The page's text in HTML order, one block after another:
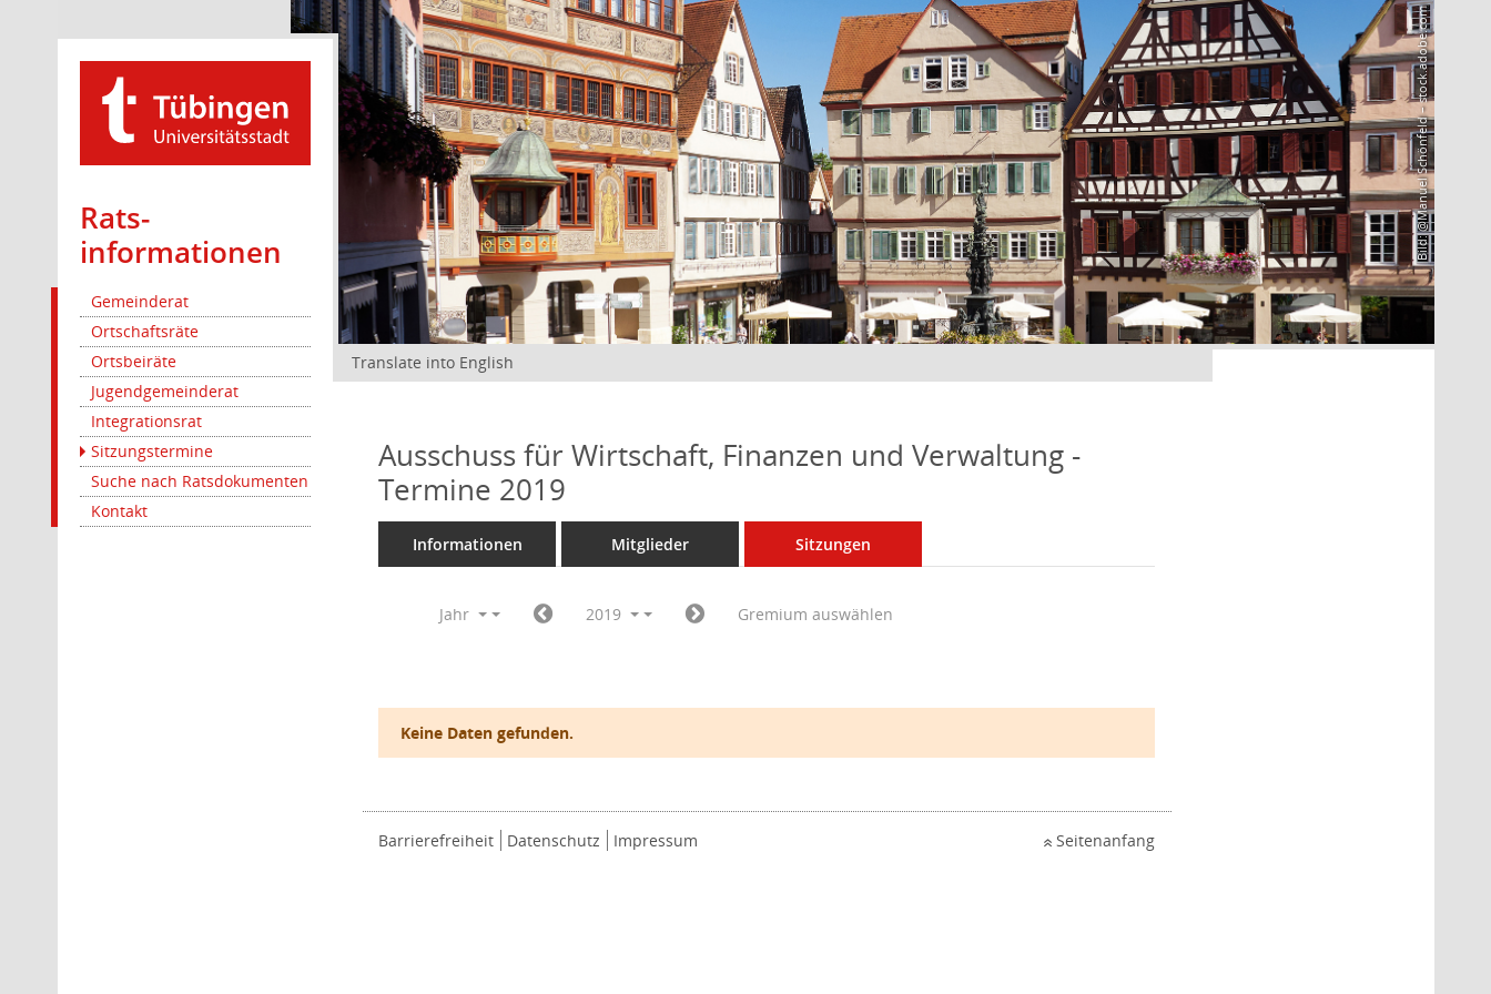
Rats­
informationen
Gemeinderat
Ortschaftsräte
Ortsbeiräte
Jugendgemeinderat
Integrationsrat
Sitzungstermine
Suche nach Ratsdokumenten
Kontakt
Bild: @Manuel Schönfeld – stock.adobe.com
Translate into English
Ausschuss für Wirtschaft, Finanzen und Verwaltung -
Termine 2019
Informationen Mitglieder Sitzungen
Jahr 2019 Gremium auswählen
Keine Daten gefunden.
Barrierefreiheit Datenschutz Impressum Seitenanfang